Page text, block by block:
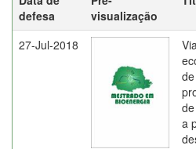
defesa
visualização
27-Jul-2018
de
a